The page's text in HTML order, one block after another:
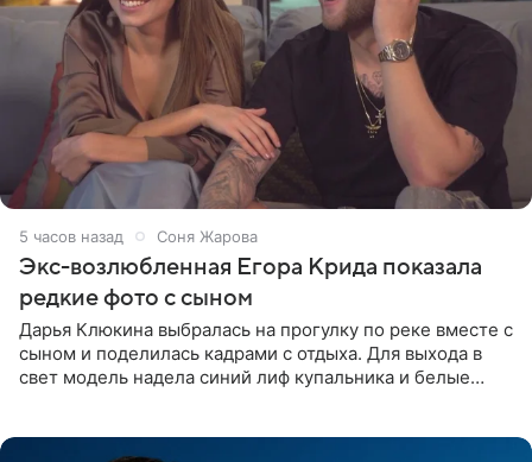
5 часов назад Соня Жарова
Экс-возлюбленная Егора Крида показала
редкие фото с сыном
Дарья Клюкина выбралась на прогулку по реке вместе с
сыном и поделилась кадрами с отдыха. Для выхода в
свет модель надела синий лиф купальника и белые